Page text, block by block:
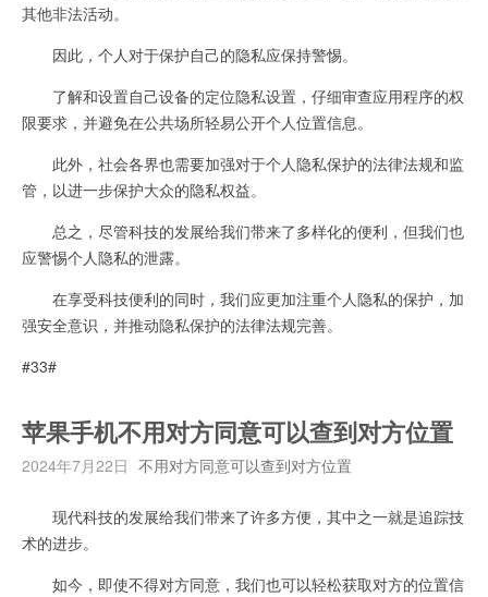
其他非法活动。
因此，个人对于保护自己的隐私应保持警惕。
了解和设置自己设备的定位隐私设置，仔细审查应用程序的权
限要求，并避免在公共场所轻易公开个人位置信息。
此外，社会各界也需要加强对于个人隐私保护的法律法规和监
管，以进一步保护大众的隐私权益。
总之，尽管科技的发展给我们带来了多样化的便利，但我们也
应警惕个人隐私的泄露。
在享受科技便利的同时，我们应更加注重个人隐私的保护，加
强安全意识，并推动隐私保护的法律法规完善。
#33#
苹果手机不用对方同意可以查到对方位置
2024年7月22日 不用对方同意可以查到对方位置
现代科技的发展给我们带来了许多方便，其中之一就是追踪技
术的进步。
如今，即使不得对方同意，我们也可以轻松获取对方的位置信